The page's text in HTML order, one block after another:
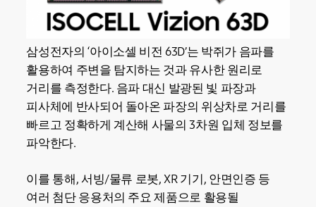
삼성전자의 ‘아이소셀 비전 63D’는 박쥐가 음파를
활용하여 주변을 탐지하는 것과 유사한 원리로
거리를 측정한다. 음파 대신 발광된 빛 파장과
피사체에 반사되어 돌아온 파장의 위상차로 거리를
빠르고 정확하게 계산해 사물의 3차원 입체 정보를
파악한다.
이를 통해, 서빙/물류 로봇, XR 기기, 안면인증 등
여러 첨단 응용처의 주요 제품으로 활용될